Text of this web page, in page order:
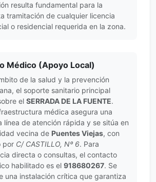
resulta fundamental para la
tramitación de cualquier licencia
o residencial requerida en la zona.
Médico (Apoyo Local)
de la salud y la prevención
el soporte sanitario principal
el SERRADA DE LA FUENTE.
médica asegura una
línea de atención rápida y se sitúa en
vecina de Puentes Viejas, con
por C/ CASTILLO, Nº 6. Para
directa o consultas, el contacto
habilitado es el 918680267. Se
una instalación crítica que garantiza